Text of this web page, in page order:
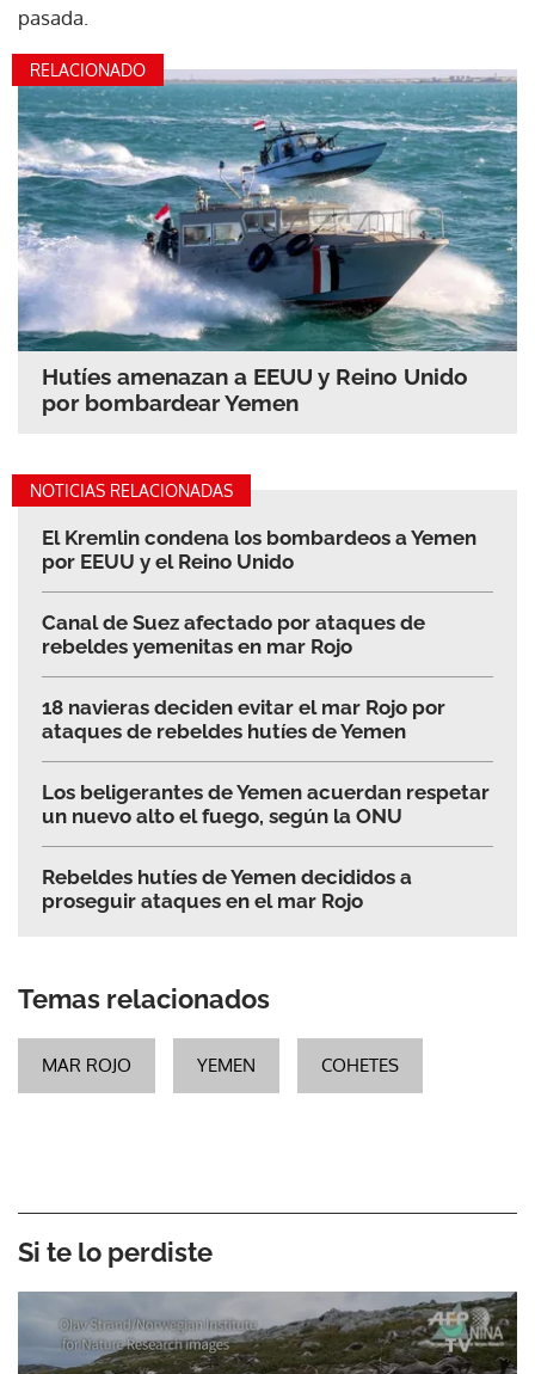
pasada.
RELACIONADO
Hutíes amenazan a EEUU y Reino Unido
por bombardear Yemen
NOTICIAS RELACIONADAS
El Kremlin condena los bombardeos a Yemen
por EEUU y el Reino Unido
Canal de Suez afectado por ataques de
rebeldes yemenitas en mar Rojo
18 navieras deciden evitar el mar Rojo por
ataques de rebeldes hutíes de Yemen
Los beligerantes de Yemen acuerdan respetar
un nuevo alto el fuego, según la ONU
Rebeldes hutíes de Yemen decididos a
proseguir ataques en el mar Rojo
Temas relacionados
MAR ROJO YEMEN COHETES
Si te lo perdiste